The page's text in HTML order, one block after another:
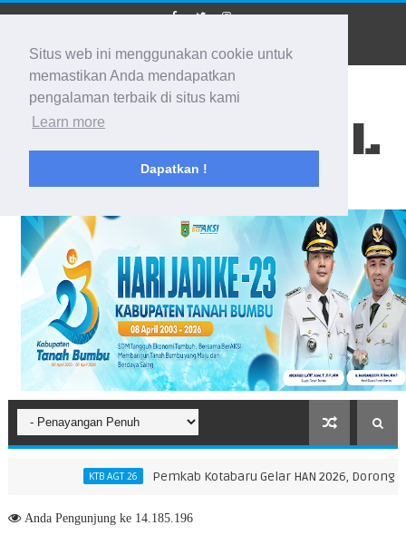
Situs web ini menggunakan cookie untuk
memastikan Anda mendapatkan
pengalaman terbaik di situs kami
Learn more
Dapatkan !
BIDIK KALSEL
Membidik Ke Segala Arah
KTB AGT 26 Pemkab Kotabaru Gelar HAN 2026, Dorong
NTT, Menteri Nusron: Gunakan Sudut Pandang Masyarakat
AndaPengunjung ke 14.185.196